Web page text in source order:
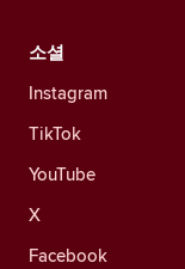
소셜
Instagram
TikTok
YouTube
X
Facebook